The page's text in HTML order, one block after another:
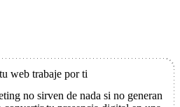
web trabaje por ti
no sirven de nada si no generan